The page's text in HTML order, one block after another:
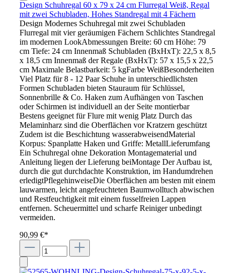
Design Schuhregal 60 x 79 x 24 cm Flurregal Weiß, Regal
mit zwei Schubladen, Hohes Standregal mit 4 Fächern
Design Modernes Schuhregal mit zwei Schubladen
Flurregal mit vier geräumigen Fächern Schlichtes Standregal
im modernen LookAbmessungen Breite: 60 cm Höhe: 79
cm Tiefe: 24 cm Innenmaß Schubladen (BxHxT): 22,5 x 8,5
x 18,5 cm Innenmaß der Regale (BxHxT): 57 x 15,5 x 22,5
cm Maximale Belastbarkeit: 5 kgFarbe WeißBesonderheiten
Viel Platz für 8 - 12 Paar Schuhe in unterschiedlichsten
Formen Schubladen bieten Stauraum für Schlüssel,
Sonnenbrille & Co. Haken zum Aufhängen von Taschen
oder Schirmen ist individuell an der Seite montierbar
Bestens geeignet für Flure mit wenig Platz Durch das
Melaminharz sind die Oberflächen vor Kratzern geschützt
Zudem ist die Beschichtung wasserabweisendMaterial
Korpus: Spanplatte Haken und Griffe: MetallLieferumfang
Ein Schuhregal ohne Dekoration Montagematerial und
Anleitung liegen der Lieferung beiMontage Der Aufbau ist,
durch die gut durchdachte Konstruktion, im Handumdrehen
erledigtPflegehinweiseDie Oberflächen am besten mit einem
lauwarmen, leicht angefeuchteten Baumwolltuch abwischen
und Restfeuchtigkeit mit einem fusselfreien Lappen
entfernen. Scheuermittel und scharfe Reiniger unbedingt
vermeiden.
90,99 €*